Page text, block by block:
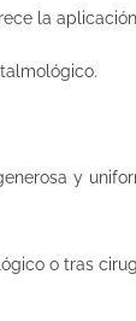
la
y
o tras